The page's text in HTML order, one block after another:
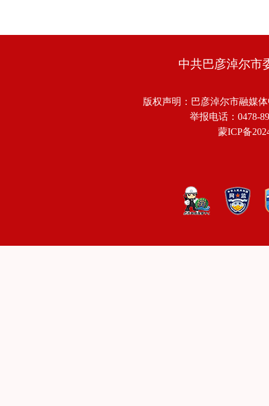
中共巴彦淖尔市
版权声明：巴彦淖尔市融媒
举报电话：0478-
蒙ICP备